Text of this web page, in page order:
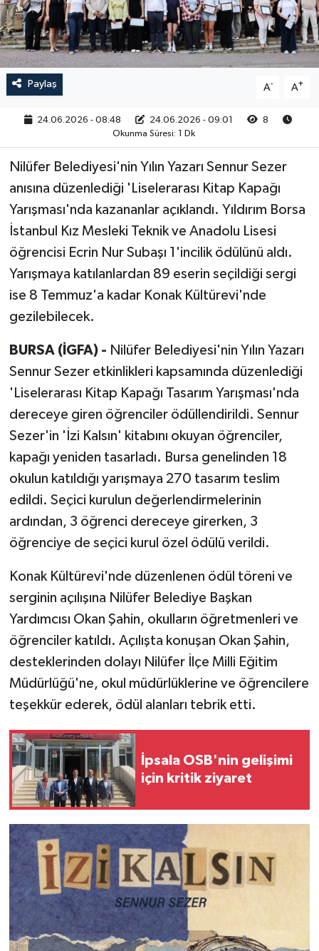
Paylaş A- A+
24.06.2026 - 08:48 24.06.2026 - 09:01
8
Okunma Süresi: 1 Dk
Nilüfer Belediyesi'nin Yılın Yazarı Sennur Sezer
anısına düzenlediği 'Liselerarası Kitap Kapağı
Yarışması'nda kazananlar açıklandı. Yıldırım Borsa
İstanbul Kız Mesleki Teknik ve Anadolu Lisesi
öğrencisi Ecrin Nur Subaşı 1'incilik ödülünü aldı.
Yarışmaya katılanlardan 89 eserin seçildiği sergi
ise 8 Temmuz'a kadar Konak Kültürevi'nde
gezilebilecek.
BURSA (İGFA) - Nilüfer Belediyesi'nin Yılın Yazarı
Sennur Sezer etkinlikleri kapsamında düzenlediği
'Liselerarası Kitap Kapağı Tasarım Yarışması'nda
dereceye giren öğrenciler ödüllendirildi. Sennur
Sezer'in 'İzi Kalsın' kitabını okuyan öğrenciler,
kapağı yeniden tasarladı. Bursa genelinden 18
okulun katıldığı yarışmaya 270 tasarım teslim
edildi. Seçici kurulun değerlendirmelerinin
ardından, 3 öğrenci dereceye girerken, 3
öğrenciye de seçici kurul özel ödülü verildi.
Konak Kültürevi'nde düzenlenen ödül töreni ve
serginin açılışına Nilüfer Belediye Başkan
Yardımcısı Okan Şahin, okulların öğretmenleri ve
öğrenciler katıldı. Açılışta konuşan Okan Şahin,
desteklerinden dolayı Nilüfer İlçe Milli Eğitim
Müdürlüğü'ne, okul müdürlüklerine ve öğrencilere
teşekkür ederek, ödül alanları tebrik etti.
İpsala OSB'nin gelişimi
için kritik ziyaret
RESMİ İLAN